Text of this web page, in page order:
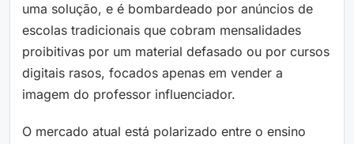
uma solução, e é bombardeado por anúncios de
escolas tradicionais que cobram mensalidades
proibitivas por um material defasado ou por cursos
digitais rasos, focados apenas em vender a
imagem do professor influenciador.
O mercado atual está polarizado entre o ensino